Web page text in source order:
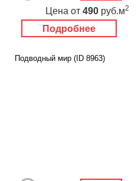
Подробнее
Цена от 490 руб.м2
Подводный мир (ID 8963)